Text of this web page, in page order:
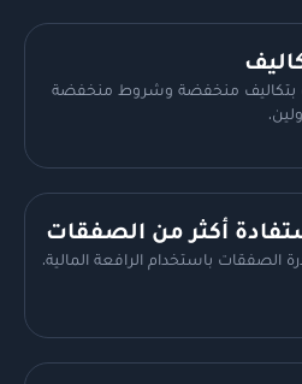
بتكاليف منخفضة وشروط منخفضة
أكثر من الصفقات
الصفقات باستخدام الرافعة المالية.